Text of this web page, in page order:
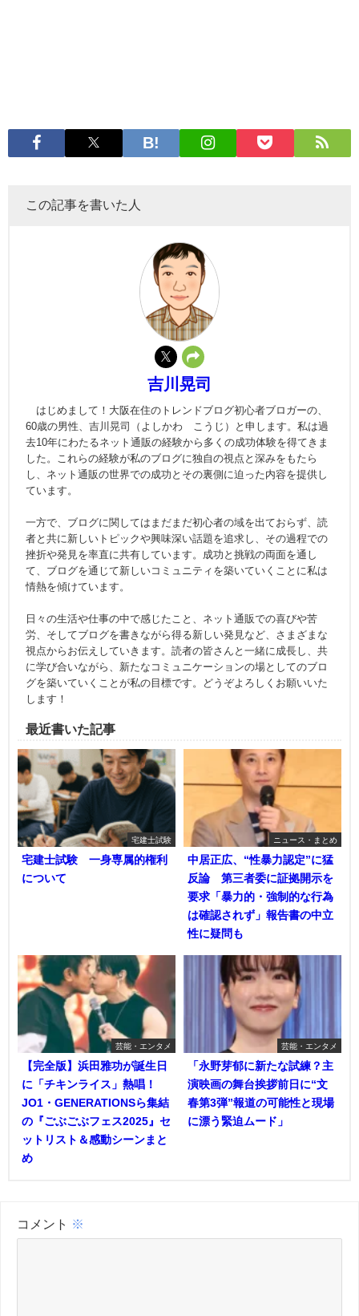
この記事を書いた人
吉川晃司
はじめまして！大阪在住のトレンドブログ初心者ブロガーの、
60歳の男性、吉川晃司（よしかわ こうじ）と申します。私は過
去10年にわたるネット通販の経験から多くの成功体験を得てきま
した。これらの経験が私のブログに独自の視点と深みをもたら
し、ネット通販の世界での成功とその裏側に迫った内容を提供し
ています。
一方で、ブログに関してはまだまだ初心者の域を出ておらず、読
者と共に新しいトピックや興味深い話題を追求し、その過程での
挫折や発見を率直に共有しています。成功と挑戦の両面を通し
て、ブログを通じて新しいコミュニティを築いていくことに私は
情熱を傾けています。
日々の生活や仕事の中で感じたこと、ネット通販での喜びや苦
労、そしてブログを書きながら得る新しい発見など、さまざまな
視点からお伝えしていきます。読者の皆さんと一緒に成長し、共
に学び合いながら、新たなコミュニケーションの場としてのブロ
グを築いていくことが私の目標です。どうぞよろしくお願いいた
します！
最近書いた記事
宅建士試験
宅建士試験 一身専属的権利
について
ニュース・まとめ
中居正広、“性暴力認定”に猛
反論 第三者委に証拠開示を
要求「暴力的・強制的な行為
は確認されず」報告書の中立
性に疑問も
芸能・エンタメ
【完全版】浜田雅功が誕生日
に「チキンライス」熱唱！
JO1・GENERATIONSら集結
の『ごぶごぶフェス2025』セ
ットリスト＆感動シーンまと
め
芸能・エンタメ
「永野芽郁に新たな試練？主
演映画の舞台挨拶前日に“文
春第3弾”報道の可能性と現場
に漂う緊迫ムード」
コメント ※